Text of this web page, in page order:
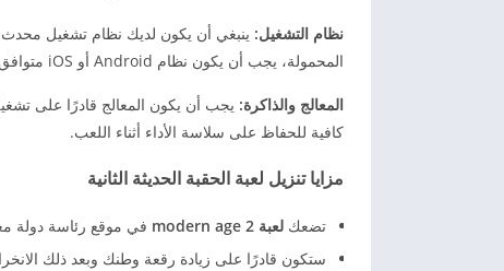
نظام التشغيل: ينبغي أن يكون لديك نظام تشغيل محدث
المحمولة، يجب أن يكون نظام Android أو iOS متوافق مع اللعبة.
المعالج والذاكرة: يجب أن يكون المعالج قادرًا على
كافية للحفاظ على سلاسة الأداء أثناء اللعب.
مزايا تنزيل لعبة الحقبة الحديثة الثانية
تضعك لعبة 2 modern age
في موقع رئاسة دولة
ستكون قادرًا على زيادة رقعة وطنك وبعد ذلك